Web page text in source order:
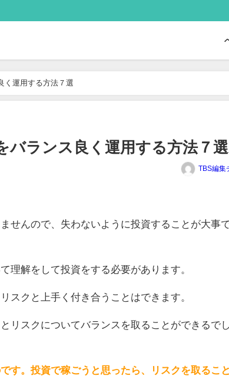
く運用する方法７選
バランス良く運用する方法７選
TBS編集
せんので、失わないように投資することが大事
理解をして投資をする必要があります。
スクと上手く付き合うことはできます。
リスクについてバランスを取ることができるで
す。投資で稼ごうと思ったら、リスクを取るこ